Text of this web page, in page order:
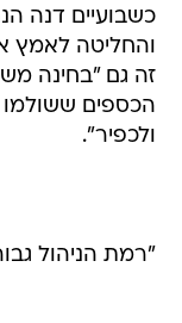
כשבועיים דנה
והחליטה לאמץ
זה גם "בחינה
הכספים
ולכפיר".
"רמת הניהול